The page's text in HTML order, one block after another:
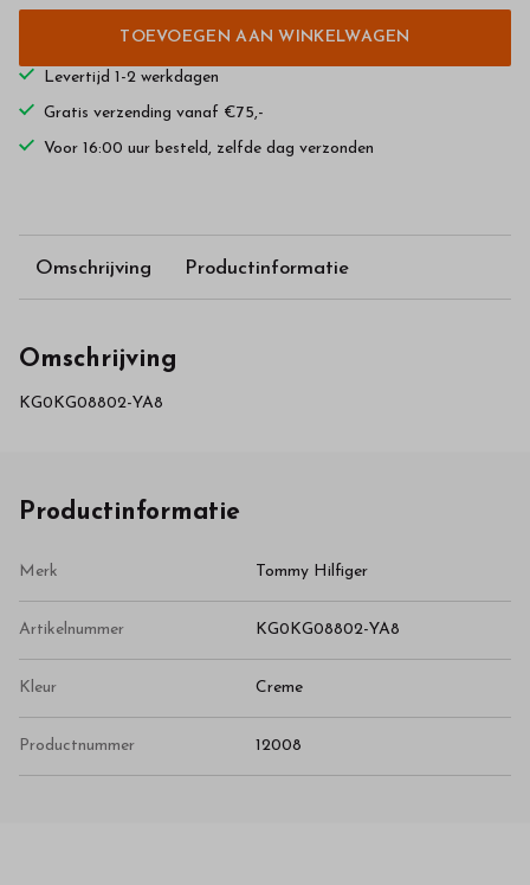
TOEVOEGEN AAN WINKELWAGEN
Levertijd 1-2 werkdagen
Gratis verzending vanaf €75,-
Voor 16:00 uur besteld, zelfde dag verzonden
Omschrijving Productinformatie
Omschrijving
KG0KG08802-YA8
Productinformatie
Merk Tommy Hilfiger
Artikelnummer KG0KG08802-YA8
Kleur Creme
Productnummer 12008